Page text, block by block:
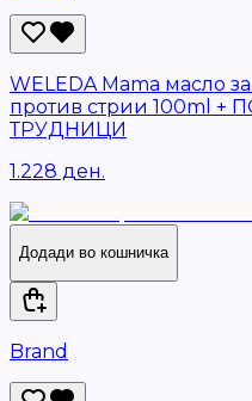
WELEDA Mama масло
против стрии 100ml
ТРУДНИЦИ
1.228 ден.
Додади во кошничка
Brand